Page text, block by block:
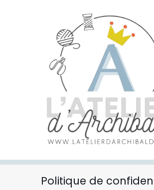
Politique de